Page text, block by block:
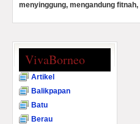
menyinggung, mengandung
VivaBorneo
Artikel
Balikpapan
Batu
Berau